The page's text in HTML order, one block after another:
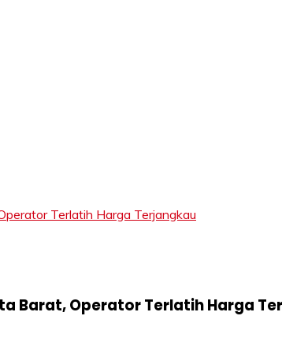
Terlatih Harga Terjangkau
Barat, Operator Terlatih Harga